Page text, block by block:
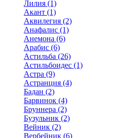
Лилия (1)
Акант (1)
Аквилегия (2)
Анафалис (1)
Анемона (6)
Арабис (6)
Астильба (26)
Астильбоидес (1)
Астра (9)
Астранция (4)
Бадан (2)
Барвинок (4)
Бруннера (2)
Бузульник (2)
Вейник (2)
Вербейник (6)